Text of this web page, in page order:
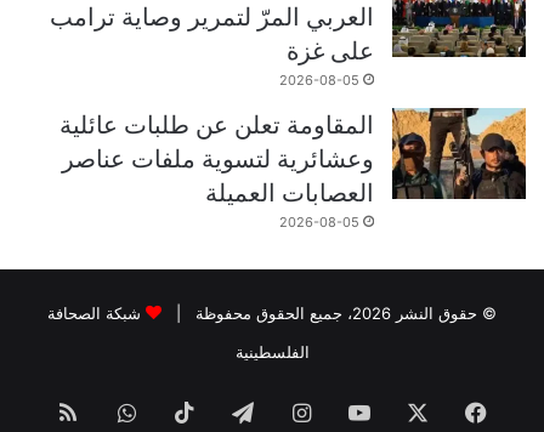
العربي المرّ لتمرير وصاية ترامب
على غزة
2026-08-05
المقاومة تعلن عن طلبات عائلية
وعشائرية لتسوية ملفات عناصر
العصابات العميلة
2026-08-05
© حقوق النشر 2026، جميع الحقوق محفوظة |
شبكة الصحافة
الفلسطينية
فيسبوك ‫YouTubeانستقرامتيلقرام ‫TikTokواتسابملخص